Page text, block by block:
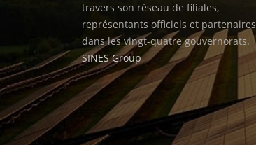
travers son réseau de filiales,
représentants officiels et partenaires
dans les vingt-quatre gouvernorats.
SINES Group